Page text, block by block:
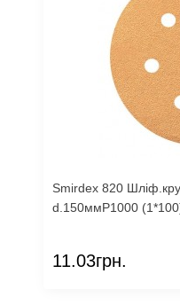
Smirdex 820
d.150ммР1000
11.03грн.